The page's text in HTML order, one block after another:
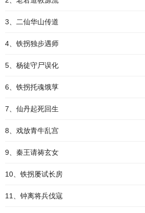
3、二仙华山传道
4、铁拐独步遇师
5、杨徒守尸误化
6、铁拐托魂饿莩
7、仙丹起死回生
8、戏放青牛乱宫
9、秦王请祷玄女
10、铁拐屡试长房
11、钟离将兵伐寇